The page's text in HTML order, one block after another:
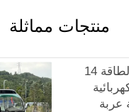
منتجات مماثلة
بطارية نقل الطاقة 14
عربة